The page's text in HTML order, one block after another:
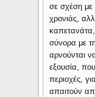
σε σχέση με
χρονιάς,
καπετανάτα,
σύνορα με
αρνούνται
εξουσία,
περιοχές,
απαιτούν